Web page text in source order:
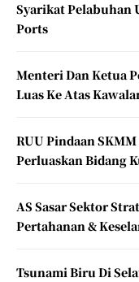
Syarikat Pelabuhan
Ports
Menteri Dan Ketua
Luas Ke Atas
RUU Pindaan
Perluaskan Bidang
AS Sasar Sektor
Pertahanan &
Tsunami Biru Di